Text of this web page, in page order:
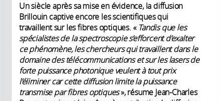
Un siècle après sa mise en évidence, la diffusion
Brillouin captive encore les scientifiques qui
travaillent sur les fibres optiques. « Tandis que les
spécialistes de la spectroscopie s’efforcent d’exalter
ce phénomène, les chercheurs qui travaillent dans le
domaine des télécommunications et sur les lasers de
forte puissance photonique veulent à tout prix
l’éliminer car cette diffusion limite la puissance
transmise par fibres optiques», résume Jean-Charles